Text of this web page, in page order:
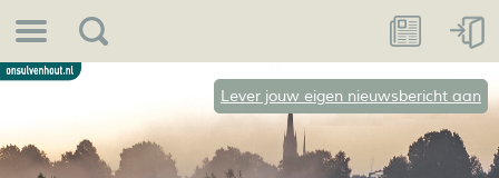
Lever jouw eigen nieuwsbericht aan